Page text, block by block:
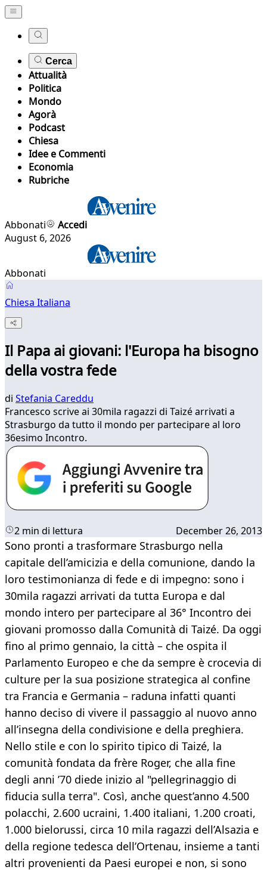
Cerca
Attualità
Politica
Mondo
Agorà
Podcast
Chiesa
Idee e Commenti
Economia
Rubriche
Abbonati
Accedi
August 6, 2026
Abbonati
Chiesa Italiana
Il Papa ai giovani: l'Europa ha bisogno
della vostra fede
di Stefania Careddu
​Francesco scrive ai 30mila ragazzi di Taizé arrivati a
Strasburgo da tutto il mondo per partecipare al loro
36esimo Incontro.
2 min di lettura December 26, 2013
Sono pronti a trasformare Strasburgo nella
capitale dell’amicizia e della comunione, dando la
loro testimonianza di fede e di impegno: sono i
30mila ragazzi arrivati da tutta Europa e dal
mondo intero per partecipare al 36° Incontro dei
giovani promosso dalla Comunità di Taizé. Da oggi
fino al primo gennaio, la città – che ospita il
Parlamento Europeo e che da sempre è crocevia di
culture per la sua posizione strategica al confine
tra Francia e Germania – raduna infatti quanti
hanno deciso di vivere il passaggio al nuovo anno
all’insegna della condivisione e della preghiera.
Nello stile e con lo spirito tipico di Taizé, la
comunità fondata da frère Roger, che alla fine
degli anni ’70 diede inizio al "pellegrinaggio di
fiducia sulla terra". Così, anche quest’anno 4.500
polacchi, 2.600 ucraini, 1.400 italiani, 1.200 croati,
1.000 bielorussi, circa 10 mila ragazzi dell’Alsazia e
della regione tedesca dell’Ortenau, insieme a tanti
altri provenienti da Paesi europei e non, si sono